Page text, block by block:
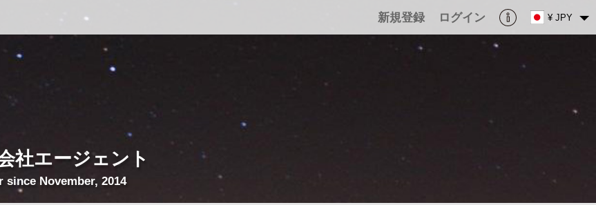
新規登録 ログイン ¥ JPY
社エージェント
since November, 2014